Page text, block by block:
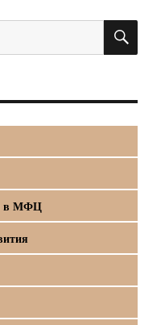
в МФЦ